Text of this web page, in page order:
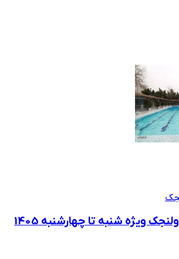
ویژه شنبه تا چهارشنبه 1405